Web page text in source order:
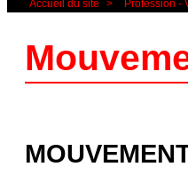
Accueil du site > Profession -